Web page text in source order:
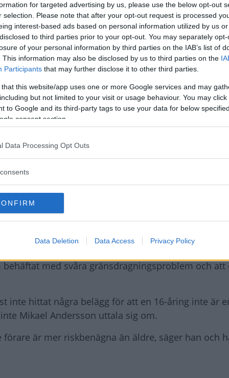
for targeted advertising by us, please use the below opt-out
selection. Please note that after your opt-out request is processed
interest-based ads based on personal information utilized by us
to third parties prior to your opt-out. You may separately
of your personal information by third parties on the IAB’s list of
This information may also be disclosed by us to third parties on the
Participants that may further disclose it to other third parties.
this website/app uses one or more Google services and may
but not limited to your visit or usage behaviour. You may
to Google and its third-party tags to use your data for below
consent section.
Data Processing Opt Outs
Data Deletion Data Access Privacy Policy
direktiv, enligt Mikael Andersson på Transportstyrelsens
som måste avgöras ”på det politiska planet”
med svåra gränsdragningsproblem och att
inte hittat några belägg för att en 16-åring inte är
Mikael Andersson uttala sig om.
är mer riskbenägna än äldre, säger han och